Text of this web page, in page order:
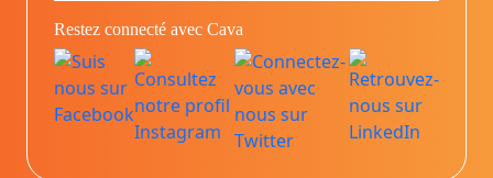
Restez connecté avec Cava